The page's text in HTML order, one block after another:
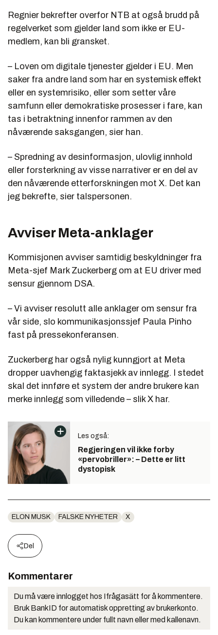
Regnier bekrefter overfor NTB at også brudd på
regelverket som gjelder land som ikke er EU-
medlem, kan bli gransket.
– Loven om digitale tjenester gjelder i EU. Men
saker fra andre land som har en systemisk effekt
eller en systemrisiko, eller som setter våre
samfunn eller demokratiske prosesser i fare, kan
tas i betraktning innenfor rammen av den
nåværende saksgangen, sier han.
– Spredning av desinformasjon, ulovlig innhold
eller forsterkning av visse narrativer er en del av
den nåværende etterforskningen mot X. Det kan
jeg bekrefte, sier talspersonen.
Avviser Meta-anklager
Kommisjonen avviser samtidig beskyldninger fra
Meta-sjef Mark Zuckerberg om at EU driver med
sensur gjennom DSA.
– Vi avviser resolutt alle anklager om sensur fra
vår side, slo kommunikasjonssjef Paula Pinho
fast på pressekonferansen.
Zuckerberg har også nylig kunngjort at Meta
dropper uavhengig faktasjekk av innlegg. I stedet
skal det innføre et system der andre brukere kan
merke innlegg som villedende – slik X har.
Les også:
Regjeringen vil ikke forby
«pervobriller»: – Dette er litt
dystopisk
ELON MUSK FALSKE NYHETER X
Del
Kommentarer
Du må være innlogget hos Ifrågasätt for å kommentere.
Bruk BankID for automatisk oppretting av brukerkonto.
Du kan kommentere under fullt navn eller med kallenavn.